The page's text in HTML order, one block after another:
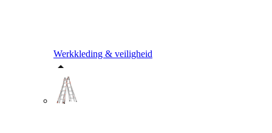
Werkkleding & veiligheid